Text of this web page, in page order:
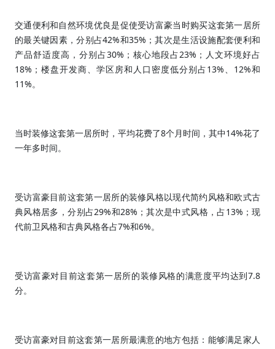
交通便利和自然环境优良是促使受访富豪当时购买这套第一居所
的最关键因素，分别占42%和35% ；其次是生活设施配套便利和
产品舒适度高，分别占30% ；核心地段占23% ；人文环境好占
18% ；楼盘开发商、学区房和人口密度低分别占 13% 、 12%和
11%。
当时装修这套第一居所时，平均花费了8个月时间，其中14%花了
一年多时间。
受访富豪目前这套第一居所的装修风格以现代简约风格和欧式古
典风格居多，分别占29%和28% ；其次是中式风格，占 13% ；现
代前卫风格和古典风格各占7%和6%。
受访富豪对目前这套第一居所的装修风格的满意度平均达到 7.8
分。
受访富豪对目前这套第一居所最满意的地方包括：能够满足家人